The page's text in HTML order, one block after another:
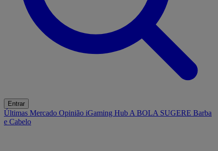
Entrar
Últimas Mercado Opinião iGaming Hub A BOLA SUGERE Barba
e Cabelo